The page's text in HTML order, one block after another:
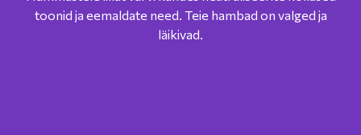
toonid ja eemaldate need. Teie hambad on valged ja
läikivad.